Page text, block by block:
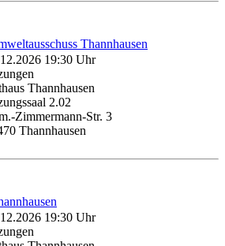
Thannhausen
19:30 Uhr
Thannhausen
2.02
Zimmermann-Str. 3
Thannhausen
19:30 Uhr